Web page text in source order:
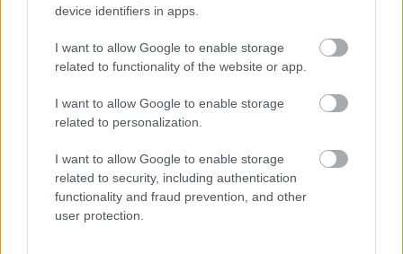
device identifiers in apps.
I want to allow Google to enable storage
related to functionality of the website or app.
I want to allow Google to enable storage
related to personalization.
I want to allow Google to enable storage
related to security, including authentication
functionality and fraud prevention, and other
user protection.
MKIF: a koncessziós szerződés érvényes, a
szükségesek